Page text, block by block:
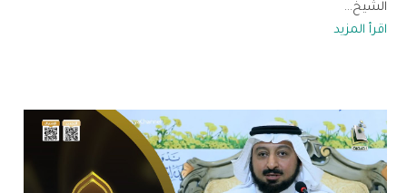
الشيخ...
اقرأ المزيد